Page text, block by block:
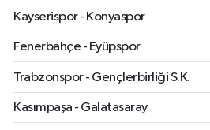
Kayserispor - Konyaspor
Fenerbahçe - Eyüpspor
Trabzonspor - Gençlerbirliği S.K.
Kasımpaşa - Galatasaray